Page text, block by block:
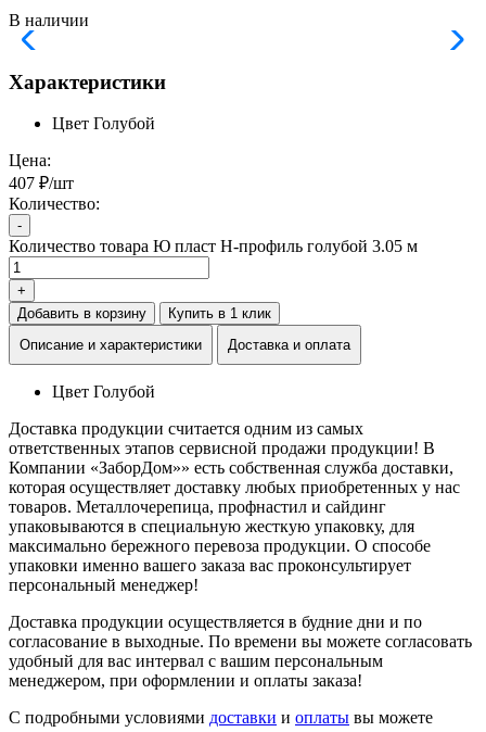
В наличии
Характеристики
Цвет Голубой
Цена:
407 ₽/шт
Количество:
-
Количество товара Ю пласт Н-профиль голубой 3.05 м
+
Добавить в корзину
Купить в 1 клик
Описание и характеристики
Доставка и оплата
Цвет Голубой
Доставка продукции считается одним из самых
ответственных этапов сервисной продажи продукции! В
Компании «ЗаборДом»» есть собственная служба доставки,
которая осуществляет доставку любых приобретенных у нас
товаров. Металлочерепица, профнастил и сайдинг
упаковываются в специальную жесткую упаковку, для
максимально бережного перевоза продукции. О способе
упаковки именно вашего заказа вас проконсультирует
персональный менеджер!
Доставка продукции осуществляется в будние дни и по
согласование в выходные. По времени вы можете согласовать
удобный для вас интервал с вашим персональным
менеджером, при оформлении и оплаты заказа!
С подробными условиями доставки и оплаты вы можете